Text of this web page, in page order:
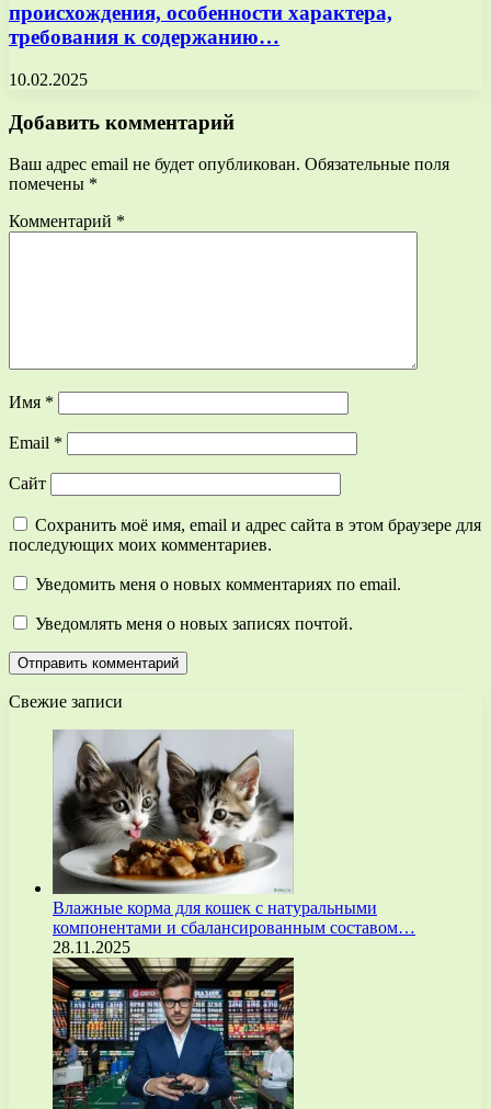
происхождения, особенности характера,
требования к содержанию…
10.02.2025
Добавить комментарий
Ваш адрес email не будет опубликован. Обязательные поля
помечены *
Комментарий *
Имя *
Email *
Сайт
Сохранить моё имя, email и адрес сайта в этом браузере для
последующих моих комментариев.
Уведомить меня о новых комментариях по email.
Уведомлять меня о новых записях почтой.
Свежие записи
Влажные корма для кошек с натуральными
компонентами и сбалансированным составом…
28.11.2025